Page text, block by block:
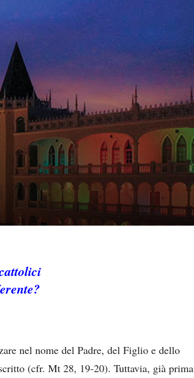
nel nome del Padre, del Figlio e dello
(cfr. Mt 28, 19-20). Tuttavia, già prima